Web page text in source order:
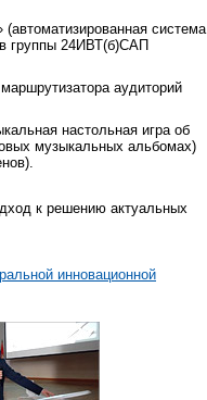
система
группы 24ИВТ(б)САП
аудиторий
настольная игра об
музыкальных альбомах)
к решению актуальных
инновационной